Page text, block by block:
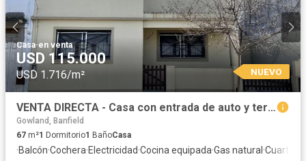
Casa·en venta
USD 115.000
USD 1.716/m² NUEVO
VENTA DIRECTA - Casa con entrada de auto y terraza - Excelente Ubicación
Gowland, Banfield
67 m²1 Dormitorio1 BañoCasa
·Balcón·Cochera·Electricidad·Cocina equipada·Gas natural ·Cuarto